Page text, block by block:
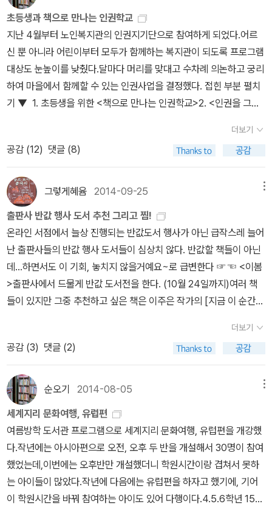
부터 스무 살에 이르도록 “집이란 자느라 살짝 스치는 곳”일 뿐이다.
집에서 함께하는 삶이나 살림이나 사랑이 없이 몸뚱이가 커야 하는
오늘날 어린이·푸름이인 줄 알아챌 수 있을까. 전남 고흥에 깃든 지난
열여섯 해를 되새긴다. 이동안 배움일꾼(교육감)이라는 사람을 늘 갈
아치우는 모습을 지켜본다. 이때껏 모든 ‘전남교육감’은 “전라남도 시
민사회·교육단체가 밀어주는 진보교육감 후보”가 뽑혔다. 그런데 이
때껏 뽑힌 모든 ‘전남 진보교육감’은 ‘새길(진보)’이 아닌 ‘벼슬꾼(공
무원)’으로 곧장 나뒹굴었다. 이때껏 뽑힌 모든 ‘전남 진보교육감’은
너나없이 “한 아이도 포기하지 않겠습니다”라는 말을 내걸었다. 이들
가 고르게 제몫을 누리는 길을 열겠다고 밝혔으나, 아직 어느 누구도
이 말을 안 지켰다. 그래서 올해에 전남광주교육감을 새로 뽑는 마당
에서 다시금 ‘새새새새 진보교육감 후보’를 밀기로 했다. 전남뿐 아니
라 경남도 충남도 비슷한데, 모든 고장에서는 “서울에 있는 대학교에
들어가는 푸름이”한테 꽃돈(장학금)을 엄청나게 몰아준다. 이와 달
리, 푸른배움터(중고등학교)나 어린배움터만 마치고서, 시골에서 논
밭을 돌보거나 들숲메바다를 아끼는 길을 걷겠노라 밝히는 푸름이한
테는 언제나 0원을 이바지한다. 모르는 사람이 많은데, 어버이한테
(지주)끼리 돌라먹는 얼거리요 판이며 고을(지방자치)이다. 시골에
서 나고자란 사람이 시골빛을 배우고 익혀서 시골살림을 북돋우고 살
리려는 배움길과 익힘길을 열겠다고 밝힌 일꾼(교육감·군수·도지사
후보자)을 전남광주뿐 아니라 대구경북이나 부산경남이나 서울경기
나 강원이나 대전충청 어디에서도 보거나 들은 바 없다. 즈믄해쯤 거
뜬히 살아내는 나무를 어떻게 바라보고 품고 사랑할 노릇인지 가르치
거나 배울 수 있는 어린배움터나 푸름배움터가 없다면, 이제부터라도
작은배움터(폐교)를 살려서 새롭게 꾸릴 수 있다. 이미 배움터가 닫
을 때까지 일을 안 한 그들(교육청·군청·도청 공무원)이다. 시골아이
가 시골에 뿌리내리는 배움길이 없고 익힘길이 없으니, 시골배움터는
갈수록 사라질밖에 없다. 파란바다 한복판과 푸른메 한켠에 때려박는
초등생과 책으로 만나는 인권학교
지난 4월부터 노인복지관의 인권지기단으로 참여하게 되었다.어르
신 뿐 아니라 어린이부터 모두가 함께하는 복지관이 되도록 프로그램
대상도 눈높이를 낮췄다.달마다 머리를 맞대고 수차례 의논하고 궁리
하여 마을에서 함께할 수 있는 인권사업을 결정했다. 접힌 부분 펼치
기 ▼ 1. 초등생을 위한 <책으로 만나는 인권학교>2. <인권을 그리
와 체험부스 및 인권OX 퀴즈 등 미션 수행.3. 마을로 스미는 힉부모
인권교육 - 학교와 작은도서관 연계, 학부모들이 가져야 할 인권감수
성4. 마을로 스미는 경로당 인권교육 - 경로당 4곳을 찾아가는 인권
교육5. 안녕? 우리마을 - 주민의 왕래가 잦은 공간에 인권감수성을
자극할 문구 부착. 먼저 인사하기. 주민소통 공간 마련하기 등6. 레디
액션! - 마을 버스 정류장 책꽂이 설치 : 인권, 사회, 환경 관련 도
서 펼친 부분 접기 ▲ 나는 초등 3~6학년 대상의 인권학교를 맡아
프로그램과 관련도서를 정하고 수강생을 모아 지난 토요일에 시작했
다.방과후학교를 그만둔 후에는 개정된 교과서를 보지 못해서, 알라
딘 희망찬샘과 수퍼남매맘의 도움으로 초등 교과에서 다루는 인권을
알아봤다. 내가 자주하는 말이지만, 알라딘은 살아있는 백과사전으로
서재 이웃은 좋은 스승이 되기에 고맙다. 학년마다 어떤 시각으로 보
느냐에 따라 인권으로 분류할 내용이 나오지만 콕 짚어 인권이 나오
학기 사회교과에선 인권의 의미와 발달 과정 및 인권보호를 위한 제
도와 기관, 인물에 대해 살펴보고 우리가 할 수 있는 인권보호 활동에
대해 나오는 것을 확인했다. 우리 인권학교에서는 <나도 권리가 있
어!>를 텍스트로 그림책을 보면서 아이들이 체감하는 인권에 대해,
계단북에 마음껏 표현하고 꾸미면서 쉽게 접근할 생각이다. 정원 15
명에 16명이 접수했는데 개강 전날 밤늦게 한동네서 같이 접수한 3학
년 6명이 취소하고 10명이 모였다. 대부분 본인의 뜻과 상관없이 엄
마가 좋은 프로그램이니까 가야된다고 해서 왔다지만, 수업을 마치고
더보기
공감 (12) 댓글 (8)
그렇게혜윰 2014-09-25
출판사 반값 행사 도서 추천 그리고 찜!
온라인 서점에서 늘상 진행되는 반값도서 행사가 아닌 급작스레 늘어
난 출판사들의 반값 행사 도서들이 심상치 않다. 반값할 책들이 아닌
데...하면서도 이 기회, 놓치지 않을거예요~로 급변한다 ☞☜ <이봄
>출판사에서 드물게 반값 도서전을 한다. (10월 24일까지)여러 책
들이 있지만 그중 추천하고 싶은 책은 이주은 작가의 [지금 이 순간을
책의 느낌이 가장 좋다. 언니처럼 느껴지는 따뜻한 글과 미술 중심이
지만 책 이야기가 더불어 있어 여자들이 읽기에 참 좋다. 특정 시대의
이야기이지만 그 이야기가 지금 우리의 이야기라는 책의 전반적인 느
낌도 참 좋다. 추천! <자음과 모음>에서도 인문브랜드전을
하고 있다. (10월 15일까지)문제가 있다고 알려진 출판사이긴 하지
만 자음과 모음에서 꾸준히 청소년 문학을 출시하고 좋은 인문 서적
을 출판해주는 것은 인정해야할 부분이다. 특히 이번에 반값으로 나
온 사사키 아타루의 [잘라라, 기도하는 그 손을]은 좋은 문장들이 그
득한 멋진 책이다. 강추! [정여울의 소설 읽는 시간]은 책을 많이 읽은
사람들 보다는 어떤 책을 읽어야 할까 하는 갈림길에 선 사람들에게
더 추천하고 싶다. [로쟈와 함께 읽는 지젝]은 사야겠다!! 유후~!
더보기
공감 (3) 댓글 (2)
순오기 2014-08-05
세계지리 문화여행, 유럽편
여름방학 도서관 프로그램으로 세계지리 문화여행, 유럽편을 개강했
다.작년에는 아시아편으로 오전, 오후 두 반을 개설해서 30명이 참여
했었는데,이번에는 오후반만 개설했더니 학원시간이랑 겹쳐서 못하
는 아이들이 많았다.작년에 다음에는 유럽편을 하자고 했기에, 기어
이 학원시간을 바꿔 참여하는 아이도 있어 다행이다.4.5.6학년 15명